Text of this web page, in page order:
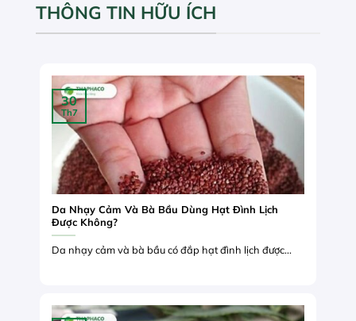
THÔNG TIN HỮU ÍCH
Da Nhạy Cảm Và Bà Bầu Dùng Hạt Đình Lịch
Được Không?
Da nhạy cảm và bà bầu có đắp hạt đình lịch được...
30
Th7